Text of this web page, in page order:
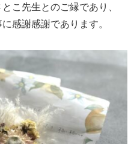
こ先生とのご縁であり、
感謝感謝であります。